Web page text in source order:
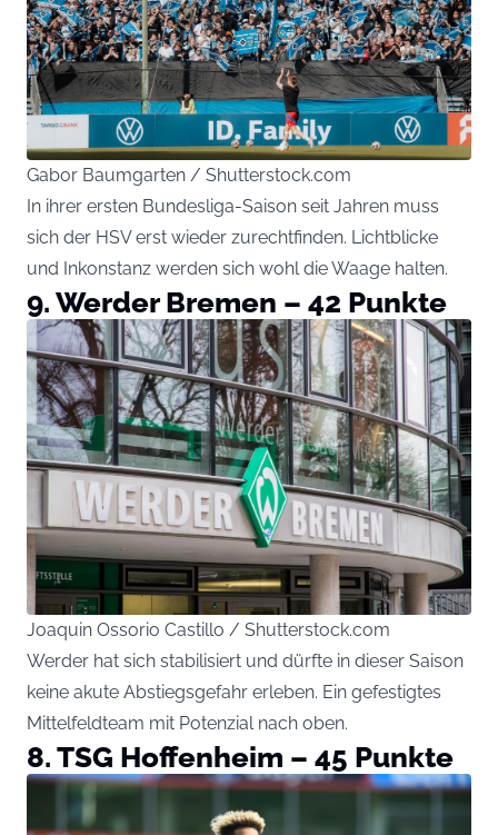
Gabor Baumgarten / Shutterstock.com
In ihrer ersten Bundesliga-Saison seit Jahren muss
sich der HSV erst wieder zurechtfinden. Lichtblicke
und Inkonstanz werden sich wohl die Waage halten.
9. Werder Bremen – 42 Punkte
Joaquin Ossorio Castillo / Shutterstock.com
Werder hat sich stabilisiert und dürfte in dieser Saison
keine akute Abstiegsgefahr erleben. Ein gefestigtes
Mittelfeldteam mit Potenzial nach oben.
8. TSG Hoffenheim – 45 Punkte